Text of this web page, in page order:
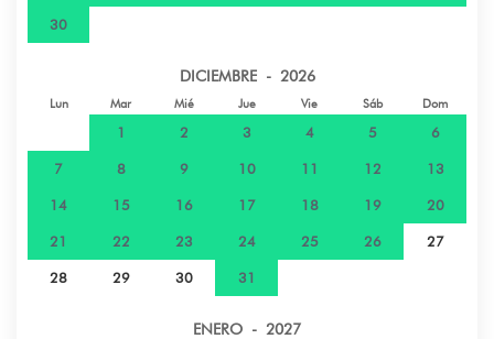
30
DICIEMBRE - 2026
Lun Mar Mié Jue Vie Sáb Dom
1 2 3 4 5 6
7 8 9 10 11 12 13
14 15 16 17 18 19 20
21 22 23 24 25 26 27
28 29 30 31
ENERO - 2027